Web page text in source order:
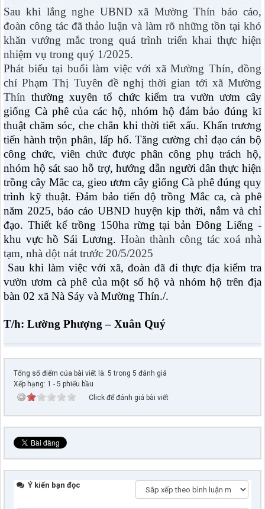
Sau khi lắng nghe UBND xã Mường Thín báo cáo,
đoàn công tác đã thảo luận và làm rõ những tồn tại khó
khăn vướng mắc trong quá trình triển khai thực hiện
nhiệm vụ trong quý 1/2025.
Phát biểu tại buổi làm việc với xã Mường Thín, đồng
chí Phạm Thị Tuyên đề nghị thời gian tới xã Mường
Thín thường xuyên tổ chức kiểm tra vườn ươm cây
giống Cà phê của các hộ, nhóm hộ đảm bảo đúng kĩ
thuật chăm sóc, che chắn khi thời tiết xấu. Khẩn trương
tiến hành trộn phân, lấp hố. Tăng cường chỉ đạo cán bộ
công chức, viên chức được phân công phụ trách hộ,
nhóm hộ sát sao hỗ trợ, hướng dẫn người dân thực hiện
trồng cây Mắc ca, gieo ươm cây giống Cà phê đúng quy
trình kỹ thuật. Đảm bảo tiến độ trồng Mắc ca, cà phê
năm 2025, báo cáo UBND huyện kịp thời, nắm và chỉ
đạo. Thiết kế trồng 150ha rừng tại bản Đông Liếng -
khu vực hồ Sái Lương. Hoàn thành công tác xoá nhà
tạm, nhà dột nát trước 20/5/2025
Sau khi làm việc với xã, đoàn đã đi thực địa kiểm tra
vườn ươm cà phê của một số hộ và nhóm hộ trên địa
bàn 02 xã Nà Sáy và Mường Thín./.
T/h: Lường Phượng – Xuân Quý
Tổng số điểm của bài viết là: 5 trong 5 đánh giá
Xếp hạng: 1 - 5 phiếu bầu
Click để đánh giá bài viết
Ý kiến bạn đọc